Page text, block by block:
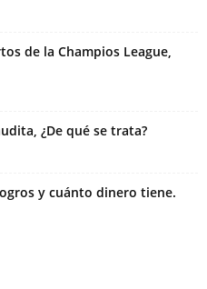
de la Champios League,
¿De qué se trata?
y cuánto dinero tiene.